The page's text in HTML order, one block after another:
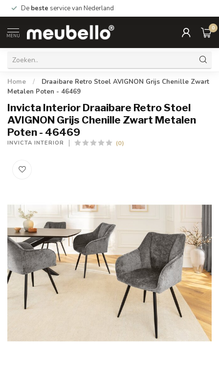
De beste service van Nederland
MENU
0
Home /
Draaibare Retro Stoel AVIGNON Grijs Chenille Zwart
Metalen Poten - 46469
Invicta Interior Draaibare Retro Stoel
AVIGNON Grijs Chenille Zwart Metalen
Poten - 46469
INVICTA INTERIOR (0)